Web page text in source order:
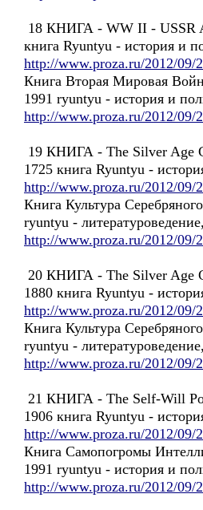
18 КНИГА - WW II - USSR
книга Ryuntyu - история и
http://www.proza.ru/2012/09/
Книга Вторая Мировая
1991 ryuntyu - история и
http://www.proza.ru/2012/09/
19 КНИГА - The Silver Age
1725 книга Ryuntyu -
http://www.proza.ru/2012/09/
Книга Культура
ryuntyu -
http://www.proza.ru/2012/09/
20 КНИГА - The Silver Age
1880 книга Ryuntyu -
http://www.proza.ru/2012/09/
Книга Культура
ryuntyu -
http://www.proza.ru/2012/09/
21 КНИГА - The Self-Will
1906 книга Ryuntyu -
http://www.proza.ru/2012/09/
Книга Cамопогромы
1991 ryuntyu - история и
http://www.proza.ru/2012/09/